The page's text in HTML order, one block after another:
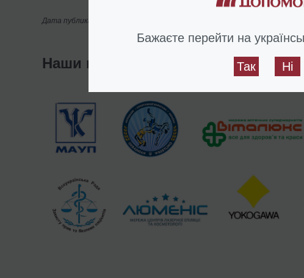
Дата публикации: 25/09/2016
Наши клиенты
Бажаєте перейти на
Так Ні